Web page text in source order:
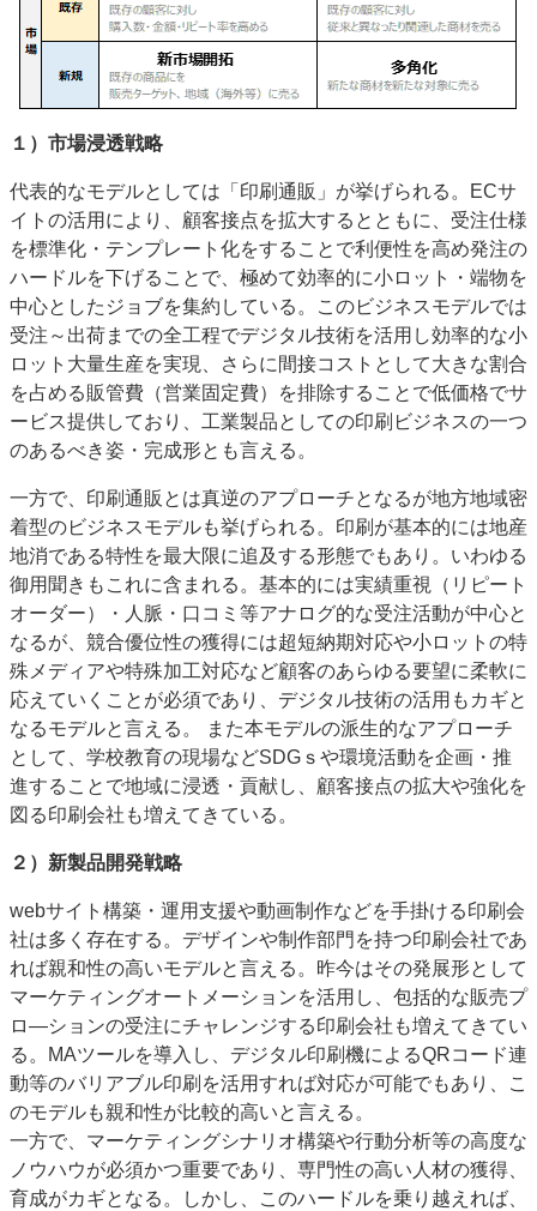
１）市場浸透戦略
代表的なモデルとしては「印刷通販」が挙げられる。ECサ
イトの活用により、顧客接点を拡大するとともに、受注仕様
を標準化・テンプレート化をすることで利便性を高め発注の
ハードルを下げることで、極めて効率的に小ロット・端物を
中心としたジョブを集約している。このビジネスモデルでは
受注～出荷までの全工程でデジタル技術を活用し効率的な小
ロット大量生産を実現、さらに間接コストとして大きな割合
を占める販管費（営業固定費）を排除することで低価格でサ
ービス提供しており、工業製品としての印刷ビジネスの一つ
のあるべき姿・完成形とも言える。
一方で、印刷通販とは真逆のアプローチとなるが地方地域密
着型のビジネスモデルも挙げられる。印刷が基本的には地産
地消である特性を最大限に追及する形態でもあり。いわゆる
御用聞きもこれに含まれる。基本的には実績重視（リピート
オーダー）・人脈・口コミ等アナログ的な受注活動が中心と
なるが、競合優位性の獲得には超短納期対応や小ロットの特
殊メディアや特殊加工対応など顧客のあらゆる要望に柔軟に
応えていくことが必須であり、デジタル技術の活用もカギと
なるモデルと言える。 また本モデルの派生的なアプローチ
として、学校教育の現場などSDGｓや環境活動を企画・推
進することで地域に浸透・貢献し、顧客接点の拡大や強化を
図る印刷会社も増えてきている。
２）新製品開発戦略
webサイト構築・運用支援や動画制作などを手掛ける印刷会
社は多く存在する。デザインや制作部門を持つ印刷会社であ
れば親和性の高いモデルと言える。昨今はその発展形として
マーケティングオートメーションを活用し、包括的な販売プ
ロ―ションの受注にチャレンジする印刷会社も増えてきてい
る。MAツールを導入し、デジタル印刷機によるQRコード連
動等のバリアブル印刷を活用すれば対応が可能でもあり、こ
のモデルも親和性が比較的高いと言える。
一方で、マーケティングシナリオ構築や行動分析等の高度な
ノウハウが必須かつ重要であり、専門性の高い人材の獲得、
育成がカギとなる。しかし、このハードルを乗り越えれば、